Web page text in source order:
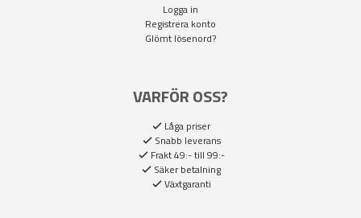
Logga in
Registrera konto
Glömt lösenord?
VARFÖR OSS?
Låga priser
Snabb leverans
Frakt 49:- till 99:-
Säker betalning
Växtgaranti